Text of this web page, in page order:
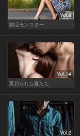
Vol.8
婚活モンスター
Vol.14
裏切られた妻たち
Vol.2